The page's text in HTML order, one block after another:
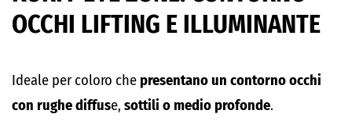
OCCHI LIFTING E ILLUMINANTE
Ideale per coloro che presentano un contorno occhi
con rughe diffuse, sottili o medio profonde.